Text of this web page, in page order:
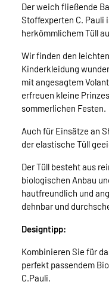
Der weich fließende
Stoffexperten C. Pauli
herkömmlichem Tüll
Wir finden den
Kinderkleidung
mit angesagtem
erfreuen kleine
sommerlichen Festen.
Auch für Einsätze an
der elastische Tüll
Der Tüll besteht aus
biologischen Anbau
hautfreundlich und
dehnbar und
Designtipp:
Kombinieren Sie für
perfekt passendem
C.Pauli.